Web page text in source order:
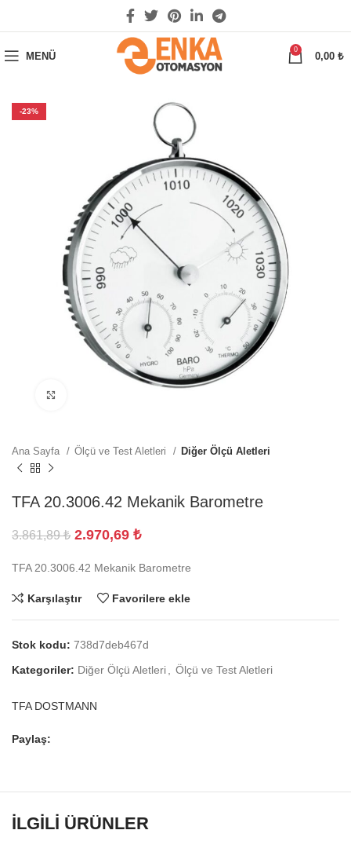
MENÜ
0
0,00 ₺
-23%
Ana Sayfa Ölçü ve Test Aletleri Diğer Ölçü Aletleri
TFA 20.3006.42 Mekanik Barometre
3.861,89₺ 2.970,69 ₺
TFA 20.3006.42 Mekanik Barometre
Karşılaştır Favorilere ekle
Stok kodu: 738d7deb467d
Kategoriler: Diğer Ölçü Aletleri Ölçü ve Test Aletleri
TFA DOSTMANN
Paylaş:
İLGILI ÜRÜNLER